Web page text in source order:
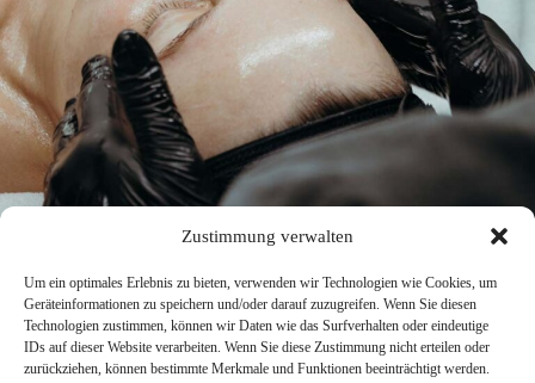
Zustimmung verwalten
Um ein optimales Erlebnis zu bieten, verwenden wir Technologien wie Cookies, um
Geräteinformationen zu speichern und/oder darauf zuzugreifen. Wenn Sie diesen
Technologien zustimmen, können wir Daten wie das Surfverhalten oder eindeutige
IDs auf dieser Website verarbeiten. Wenn Sie diese Zustimmung nicht erteilen oder
zurückziehen, können bestimmte Merkmale und Funktionen beeinträchtigt werden.
Impressum
Kontakt
Terminvereinbarung
Datenschutz
Cookie-Richtlinie (EU)